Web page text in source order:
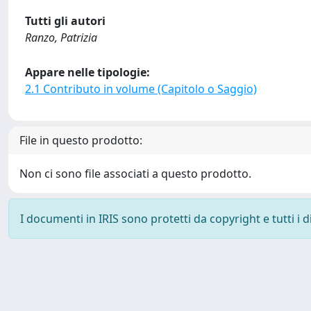
Tutti gli autori
Ranzo, Patrizia
Appare nelle tipologie:
2.1 Contributo in volume (Capitolo o Saggio)
File in questo prodotto:
Non ci sono file associati a questo prodotto.
I documenti in IRIS sono protetti da copyright e tutti i